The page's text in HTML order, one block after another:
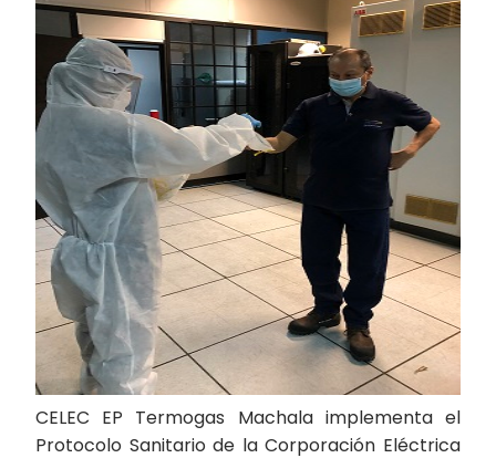
CELEC EP Termogas Machala implementa el
Protocolo Sanitario de la Corporación Eléctrica